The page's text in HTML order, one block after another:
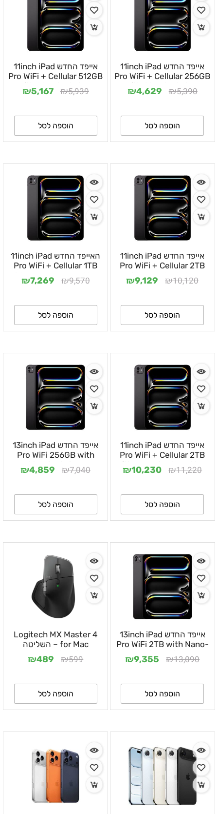
אייפד החדש 11inch iPad
Pro WiFi + Cellular 256GB
with Standard glass
₪5,390
₪4,629
הוספה לסל
אייפד החדש 11inch iPad
Pro WiFi + Cellular 512GB
with Standard glass
₪5,939
₪5,167
הוספה לסל
אייפד החדש 11inch iPad
Pro WiFi + Cellular 2TB
with Standard glass
₪10,120
₪9,129
הוספה לסל
האייפד החדש 11inch iPad
Pro WiFi + Cellular 1TB
with Nano-texture Glass
₪9,570
₪7,269
הוספה לסל
אייפד החדש 11inch iPad
Pro WiFi + Cellular 2TB
with Nano-texture Glass
₪11,220
₪10,230
הוספה לסל
אייפד החדש 13inch iPad
Pro WiFi 256GB with
Standard glass
₪7,040
₪4,859
הוספה לסל
אייפד החדש 13inch iPad
Pro WiFi 2TB with Nano-
texture Glass
₪13,090
₪9,355
הוספה לסל
Logitech MX Master 4
for Mac – השליטה
המושלמת למשתמשי Mac
₪599
₪489
הוספה לסל